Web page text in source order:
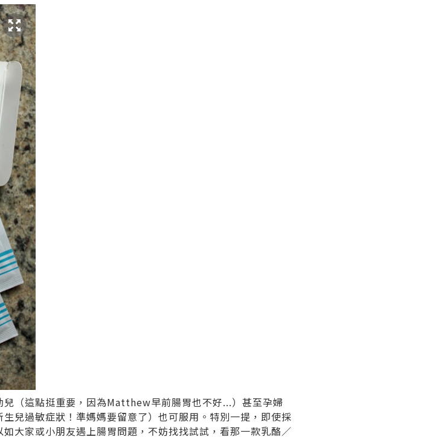
（這點挺重要，因為Matthew早前腸胃也不好...）甚至孕婦
兒過敏症狀！準媽媽要留意了）也可服用。特別一提，即使採
大家或小朋友遇上腸胃問題，不妨找找試試，看那一款乳酪／